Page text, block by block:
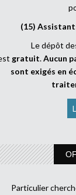
(15)
Le dépôt
gratuit.Aucun
sont exigés en
Particulier